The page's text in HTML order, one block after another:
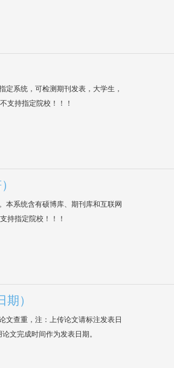
定系统，可检测期刊发表，大学生，
支持指定院校！！！
本系统含有硕博库、期刊库和互联网
持指定院校！！！
）
文查重，注：上传论文请标注发表日
文完成时间作为发表日期。